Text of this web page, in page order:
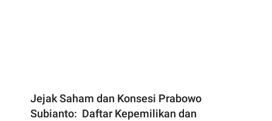
Jejak Saham dan Konsesi Prabowo
Subianto: Daftar Kepemilikan dan